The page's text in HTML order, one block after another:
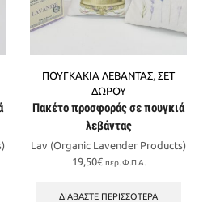
ΠΟΥΓΚΑΚΙΑ ΛΕΒΑΝΤΑΣ ΣΕΤ
ΔΩΡΟΥ
Πακέτο προσφοράς σε πουγκιά
λεβάντας
Lav (Organic Lavender Products)
19,50€ περ. Φ.Π.Α.
ΔΙΑΒΆΣΤΕ ΠΕΡΙΣΣΌΤΕΡΑ